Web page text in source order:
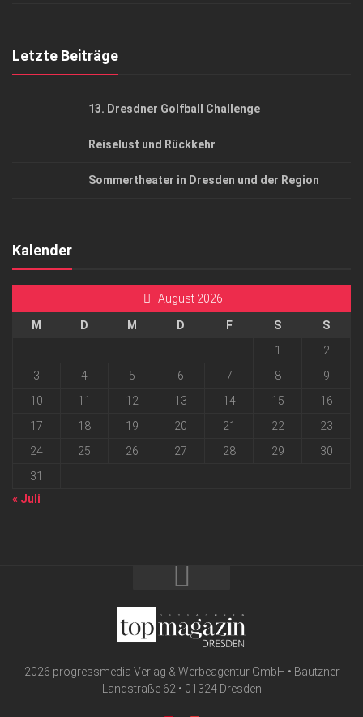
Letzte Beiträge
13. Dresdner Golfball Challenge
Reiselust und Rückkehr
Sommertheater in Dresden und der Region
Kalender
August 2026
M D M D F S
S
1
2
3
4 5 6 7 8
9
10
11 12 13 14 15
16
17
18 19 20 21 22
23
24
25 26 27 28 29
30
31
« Juli
2026 progressmedia Verlag & Werbeagentur GmbH • Bautzner
Landstraße 62 • 01324 Dresden